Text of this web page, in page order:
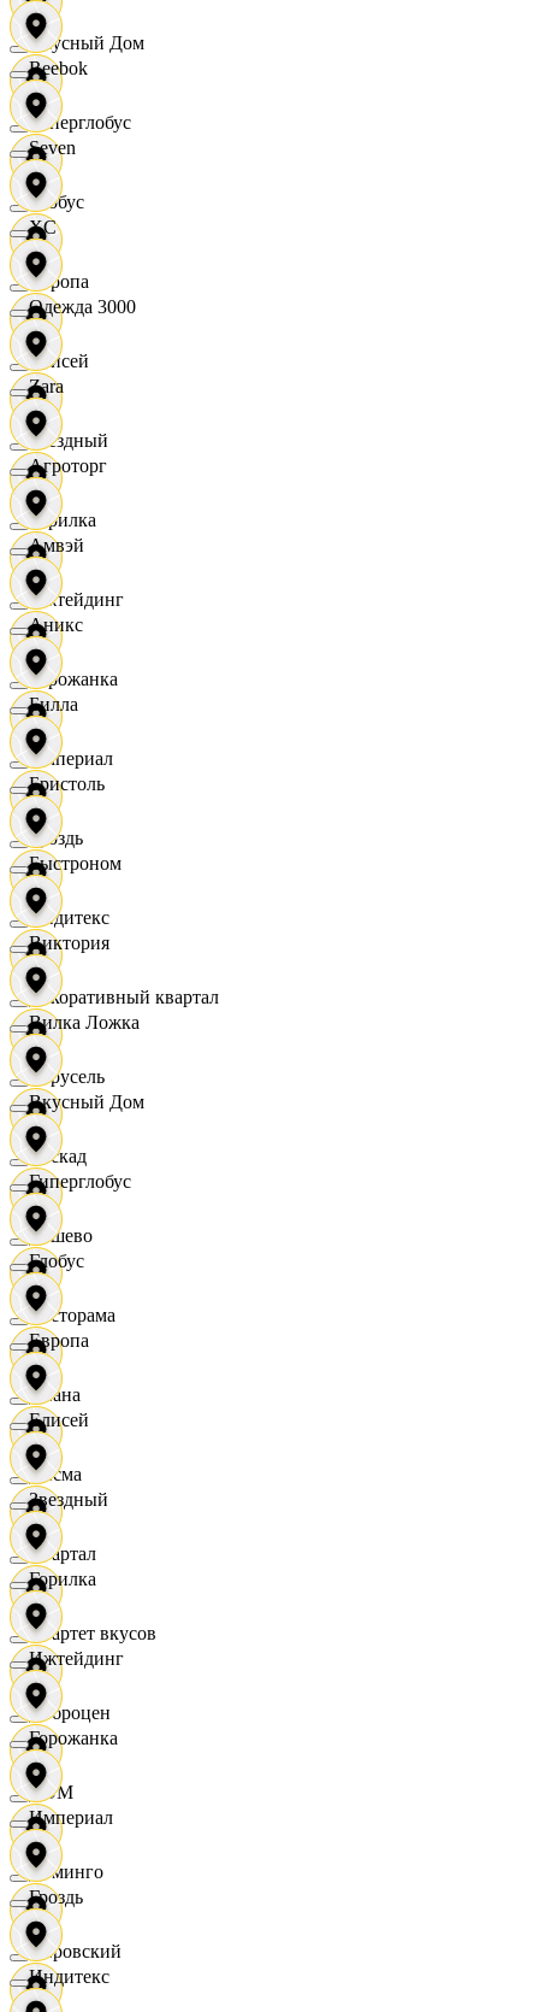
Вкусный Дом
Гиперглобус
Глобус
Европа
Елисей
Звездный
Горилка
Ижтейдинг
Горожанка
Империал
Гроздь
Индитекс
Декоративный квартал
Карусель
Каскад
Дёшево
Касторама
Диана
Дисма
Квартал
Квартет вкусов
Доброцен
ДОМ
Доминго
Кировский
Reebok
Seven
XC
Одежда 3000
Zara
Агроторг
Амвэй
Аникс
Билла
Бристоль
Быстроном
Виктория
Вилка Ложка
Вкусный Дом
Гиперглобус
Глобус
Европа
Елисей
Звездный
Горилка
Ижтейдинг
Горожанка
Империал
Гроздь
Индитекс